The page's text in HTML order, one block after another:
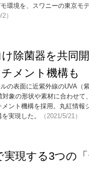
環境を、スワニーの東京モ
）
除菌器を共同
メント機構も
の表面に近紫外線のUVA（
対象の形状や素材に合わせ
ント機構を採用。丸紅情報
実現した。
（2021/5/21）
実現する3つの